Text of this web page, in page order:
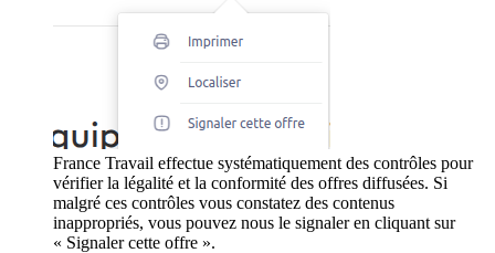
France Travail effectue systématiquement des contrôles pour
vérifier la légalité et la conformité des offres diffusées. Si
malgré ces contrôles vous constatez des contenus
inappropriés, vous pouvez nous le signaler en cliquant sur
« Signaler cette offre ».